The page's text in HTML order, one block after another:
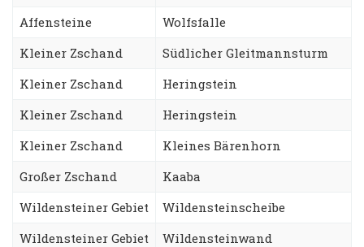
Affensteine
Wolfsfalle
Kleiner Zschand
Südlicher Gleitmannsturm
Kleiner Zschand
Heringstein
Kleiner Zschand
Heringstein
Kleiner Zschand
Kleines Bärenhorn
Großer Zschand
Kaaba
Wildensteiner Gebiet
Wildensteinscheibe
Wildensteiner Gebiet
Wildensteinwand